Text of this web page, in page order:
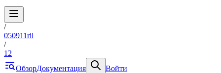
/
050911ril
/
12
ОбзорДокументация
Войти